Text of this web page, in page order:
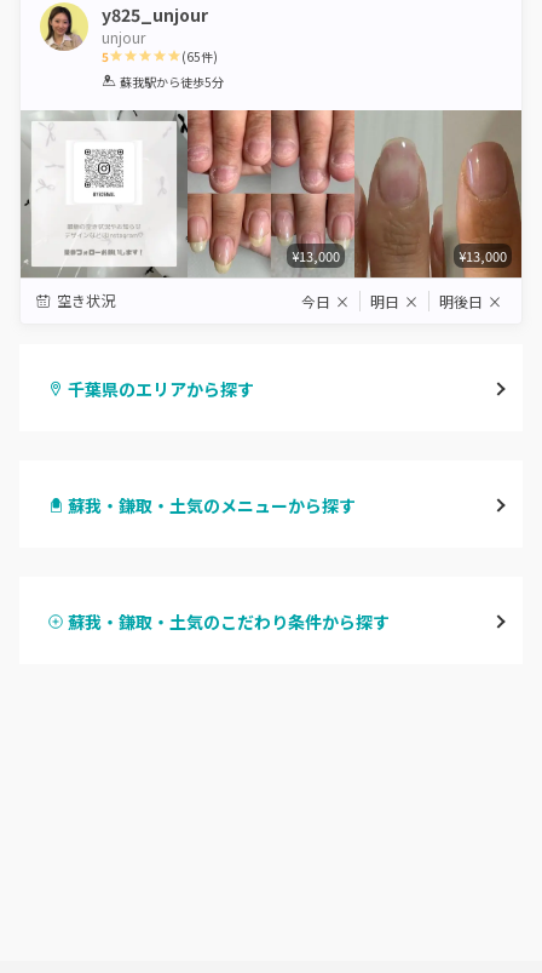
y825_unjour
unjour
5
1 2 3 4 5
(65件)
蘇我駅から徒歩5分
¥13,000 ¥13,000
空き状況 今日 × 明日 × 明後日 ×
千葉県のエリアから探す
柏・南柏
蘇我・鎌取・土気のメニューから探す
ハンドスカルプ
蘇我・鎌取・土気のこだわり条件から探す